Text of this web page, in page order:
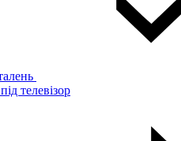
телевізор